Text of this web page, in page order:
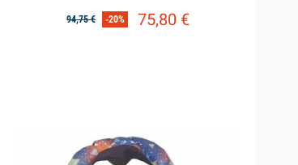
94,75 € -20% 75,80 €